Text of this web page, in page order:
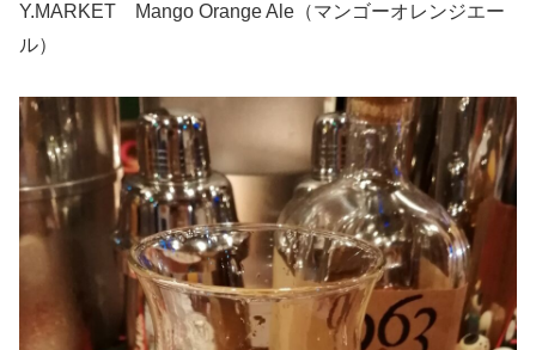
Y.MARKET Mango Orange Ale（マンゴーオレンジエー
ル）